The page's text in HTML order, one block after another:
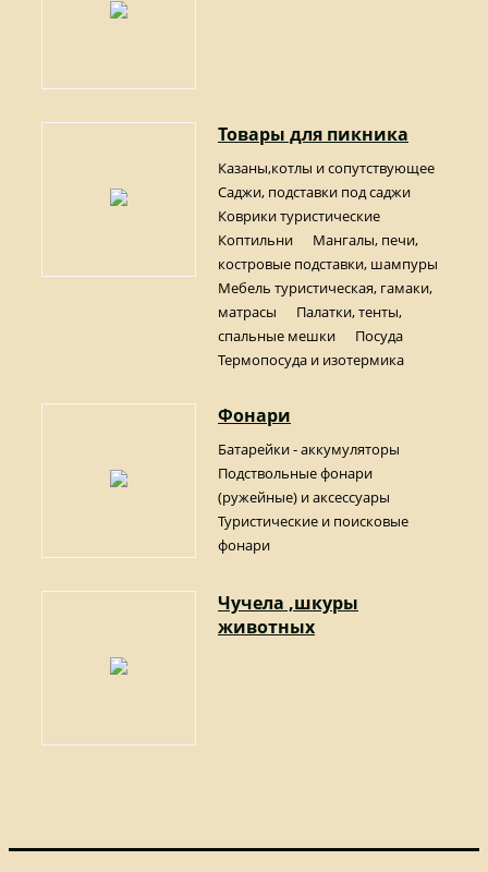
Товары для пикника
Казаны,котлы и сопутствующее
Саджи, подставки под саджи
Коврики туристические
Коптильни
Мангалы, печи,
костровые подставки, шампуры
Мебель туристическая, гамаки,
матрасы
Палатки, тенты,
спальные мешки
Посуда
Термопосуда и изотермика
Фонари
Батарейки - аккумуляторы
Подствольные фонари
(ружейные) и аксессуары
Туристические и поисковые
фонари
Чучела ,шкуры
животных